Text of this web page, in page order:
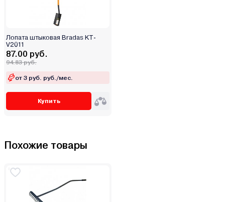
Лопата штыковая Bradas KT-
V2011
87.00 руб.
94.83 руб.
от 3 руб. руб./мес.
Купить
Похожие товары